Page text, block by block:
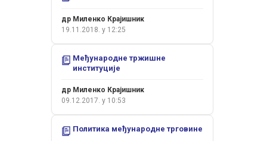
др Миленко Крајишник
19.11.2018. у 12:25
Међународне тржишне
институције
др Миленко Крајишник
09.12.2017. у 10:53
Политика међународне трговине